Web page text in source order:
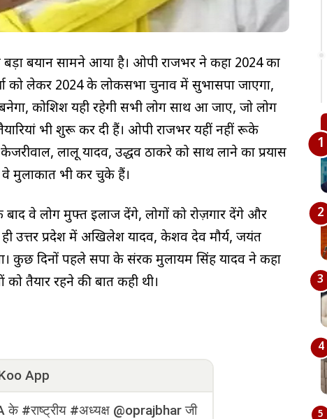
बड़ा बयान सामने आया है। ओपी राजभर ने कहा 2024 का
को लेकर 2024 के लोकसभा चुनाव में सुभासपा जाएगा,
बनेगा, कोशिश यही रहेगी सभी लोग साथ आ जाए, जो लोग
भी शुरू कर दी हैं। ओपी राजभर यहीं नहीं रूके
लालू यादव, उद्धव ठाकरे को साथ लाने का प्रयास
वे मुलाकात भी कर चुके हैं।
वे लोग मुफ्त इलाज देंगे, लोगों को रोज़गार देंगे और
उत्तर प्रदेश में अखिलेश यादव, केशव देव मौर्य, जयंत
कुछ दिनों पहले सपा के संरक्षक मुलायम सिंह यादव ने कहा
को तैयार रहने की बात कही थी।
App
#अध्यक्ष @oprajbhar जी